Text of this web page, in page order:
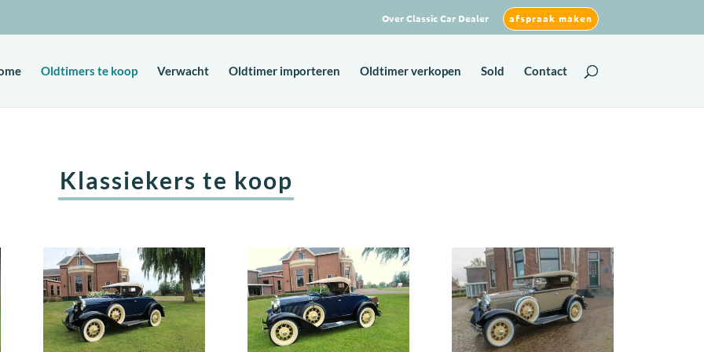
Over Classic Car Dealer afspraak maken
Oldtimers te koop Verwacht Oldtimer importeren Oldtimer verkopen Sold Contact
Klassiekers te koop